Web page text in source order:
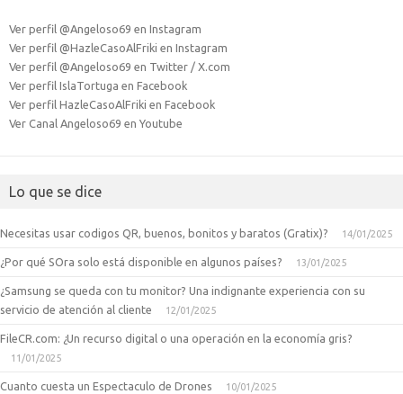
Ver perfil @Angeloso69 en Instagram
Ver perfil @HazleCasoAlFriki en Instagram
Ver perfil @Angeloso69 en Twitter / X.com
Ver perfil IslaTortuga en Facebook
Ver perfil HazleCasoAlFriki en Facebook
Ver Canal Angeloso69 en Youtube
Lo que se dice
Necesitas usar codigos QR, buenos, bonitos y baratos (Gratix)? 14/01/2025
¿Por qué SOra solo está disponible en algunos países? 13/01/2025
¿Samsung se queda con tu monitor? Una indignante experiencia con su
servicio de atención al cliente
12/01/2025
FileCR.com: ¿Un recurso digital o una operación en la economía gris?
11/01/2025
Cuanto cuesta un Espectaculo de Drones 10/01/2025